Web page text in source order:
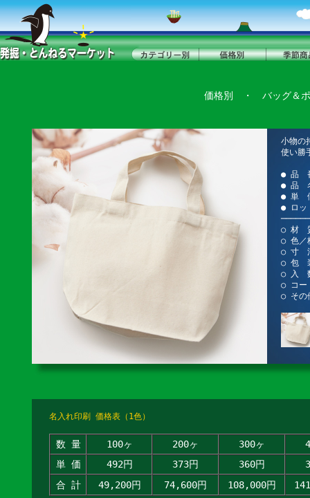
価格別 ・ バッグ＆
小物の
使い勝
● 品
● 品
● 単
● ロッ
○ 材
○ 色／
○ 寸 法
○ 包
○ 入
○ コー
○ その
名入れ印刷 価格表（1色）
数 量 100ヶ 200ヶ 300ヶ
単 価
492円 373円 360円
合 計
49,200円 74,600円 108,000円